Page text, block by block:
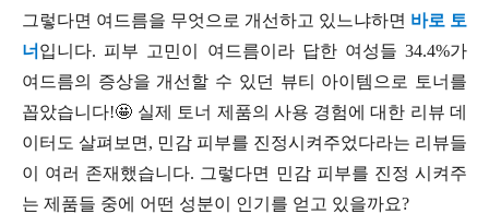
그렇다면 여드름을 무엇으로 개선하고 있느냐하면 바로 토
너 입니다. 피부 고민이 여드름이라 답한 여성들 34.4%가
여드름의 증상을 개선할 수 있던 뷰티 아이템으로 토너를
꼽았습니다!🤩 실제 토너 제품의 사용 경험에 대한 리뷰 데
이터도 살펴보면, 민감 피부를 진정시켜주었다라는 리뷰들
이 여러 존재했습니다. 그렇다면 민감 피부를 진정 시켜주
는 제품들 중에 어떤 성분이 인기를 얻고 있을까요?